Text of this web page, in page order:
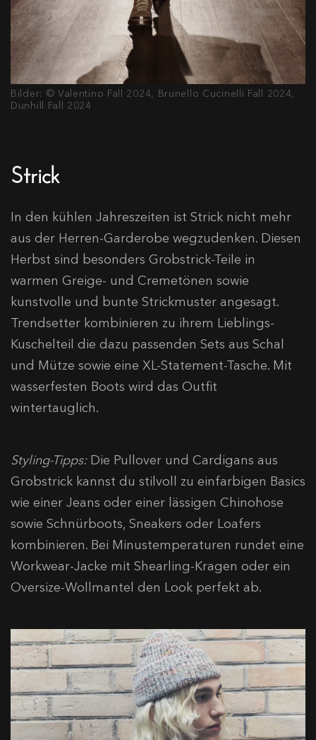
Bilder: © Valentino Fall 2024, Brunello Cucinelli Fall 2024,
Dunhill Fall 2024
Strick
In den kühlen Jahreszeiten ist Strick nicht mehr
aus der Herren-Garderobe wegzudenken. Diesen
Herbst sind besonders Grobstrick-Teile in
warmen Greige- und Cremetönen sowie
kunstvolle und bunte Strickmuster angesagt.
Trendsetter kombinieren zu ihrem Lieblings-
Kuschelteil die dazu passenden Sets aus Schal
und Mütze sowie eine XL-Statement-Tasche. Mit
wasserfesten Boots wird das Outfit
wintertauglich.
Styling-Tipps:Die Pullover und Cardigans aus
Grobstrick kannst du stilvoll zu einfarbigen Basics
wie einer Jeans oder einer lässigen Chinohose
sowie Schnürboots, Sneakers oder Loafers
kombinieren. Bei Minustemperaturen rundet eine
Workwear-Jacke mit Shearling-Kragen oder ein
Oversize-Wollmantel den Look perfekt ab.